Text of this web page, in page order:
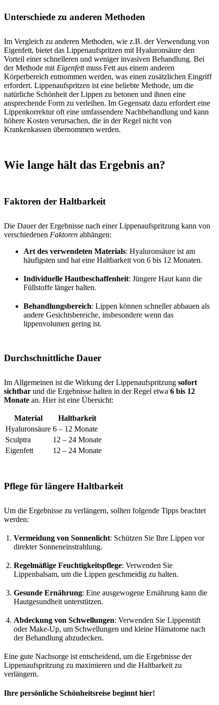
Unterschiede zu anderen Methoden
Im Vergleich zu anderen Methoden, wie z.B. der Verwendung von
Eigenfett, bietet das Lippenaufspritzen mit Hyaluronsäure den
Vorteil einer schnelleren und weniger invasiven Behandlung. Bei
der Methode mit Eigenfettmuss Fett aus einem anderen
Körperbereich entnommen werden, was einen zusätzlichen Eingriff
erfordert. Lippenaufspritzen ist eine beliebte Methode, um die
natürliche Schönheit der Lippen zu betonen und ihnen eine
ansprechende Form zu verleihen. Im Gegensatz dazu erfordert eine
Lippenkorrektur oft eine umfassendere Nachbehandlung und kann
höhere Kosten verursachen, die in der Regel nicht von
Krankenkassen übernommen werden.
Wie lange hält das Ergebnis an?
Faktoren der Haltbarkeit
Die Dauer der Ergebnisse nach einer Lippenaufspritzung kann von
verschiedenen Faktoren abhängen:
Art des verwendeten Materials: Hyaluronsäure ist am
häufigsten und hat eine Haltbarkeit von 6 bis 12 Monaten.
Individuelle Hautbeschaffenheit: Jüngere Haut kann die
Füllstoffe länger halten.
Behandlungsbereich: Lippen können schneller abbauen als
andere Gesichtsbereiche, insbesondere wenn das
lippenvolumen gering ist.
Durchschnittliche Dauer
Im Allgemeinen ist die Wirkung der Lippenaufspritzung sofort
sichtbar und die Ergebnisse halten in der Regel etwa 6 bis 12
Monate an. Hier ist eine Übersicht:
Material
Haltbarkeit
Hyaluronsäure 6 – 12 Monate
Sculptra
12 – 24 Monate
Eigenfett
12 – 24 Monate
Pflege für längere Haltbarkeit
Um die Ergebnisse zu verlängern, sollten folgende Tipps beachtet
werden:
Vermeidung von Sonnenlicht: Schützen Sie Ihre Lippen vor
direkter Sonneneinstrahlung.
Regelmäßige Feuchtigkeitspflege: Verwenden Sie
Lippenbalsam, um die Lippen geschmeidig zu halten.
Gesunde Ernährung: Eine ausgewogene Ernährung kann die
Hautgesundheit unterstützen.
Abdeckung von Schwellungen: Verwenden Sie Lippenstift
oder Make-Up, um Schwellungen und kleine Hämatome nach
der Behandlung abzudecken.
Eine gute Nachsorge ist entscheidend, um die Ergebnisse der
Lippenaufspritzung zu maximieren und die Haltbarkeit zu
verlängern.
Ihre persönliche Schönheitsreise beginnt hier!